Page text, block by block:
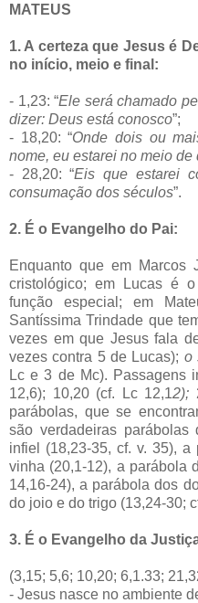
MATEUS
1. A certeza que Jesus é
no início, meio e final:
- 1,23: “Ele será chamado
dizer: Deus está conosco”;
- 18,20: “Onde dois ou
nome, eu estarei no meio de
- 28,20: “Eis que estarei
consumação dos séculos”.
2. É o Evangelho do Pai:
Enquanto que em Marcos
cristológico; em Lucas é
função especial; em
Santíssima Trindade que
vezes em que Jesusfala
vezes contra 5 de Lucas); o
Lc e 3 de Mc). Passagens
12,6); 10,20 (cf. Lc 12,12);
parábolas, que se
são verdadeiras parábolas
infiel (18,23-35, cf. v. 35),
vinha (20,1-12), a parábola
14,16-24), a parábola dos
do joio e do trigo (13,24-30;
3. É o Evangelho da
(3,15; 5,6; 10,20; 6,1.33;
- Jesus nasce no ambiente